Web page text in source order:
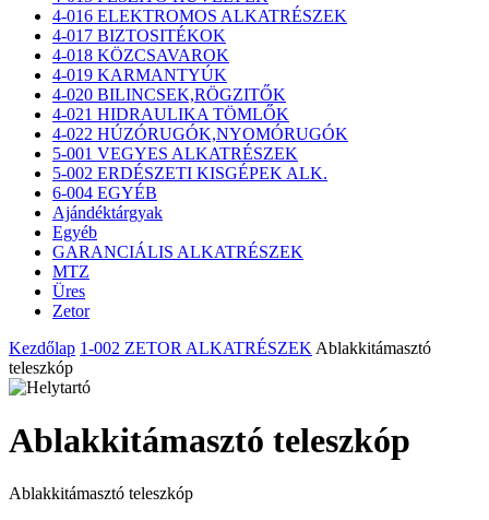
4-016 ELEKTROMOS ALKATRÉSZEK
4-017 BIZTOSITÉKOK
4-018 KÖZCSAVAROK
4-019 KARMANTYÚK
4-020 BILINCSEK,RÖGZITŐK
4-021 HIDRAULIKA TÖMLŐK
4-022 HÚZÓRUGÓK,NYOMÓRUGÓK
5-001 VEGYES ALKATRÉSZEK
5-002 ERDÉSZETI KISGÉPEK ALK.
6-004 EGYÉB
Ajándéktárgyak
Egyéb
GARANCIÁLIS ALKATRÉSZEK
MTZ
Üres
Zetor
Kezdőlap 1-002 ZETOR ALKATRÉSZEK Ablakkitámasztó
teleszkóp
Ablakkitámasztó teleszkóp
Ablakkitámasztó teleszkóp